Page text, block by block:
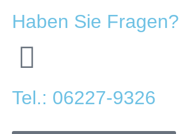
Haben Sie Fragen?
Tel.: 06227-9326